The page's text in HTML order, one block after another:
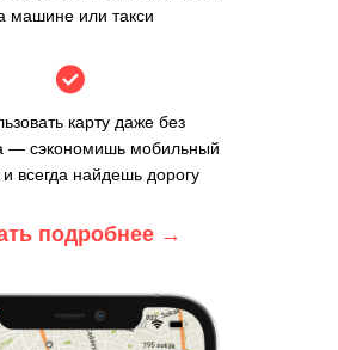
подробнее →
машине или такси
карту даже без
— сэкономишь мобильный
всегда найдешь дорогу